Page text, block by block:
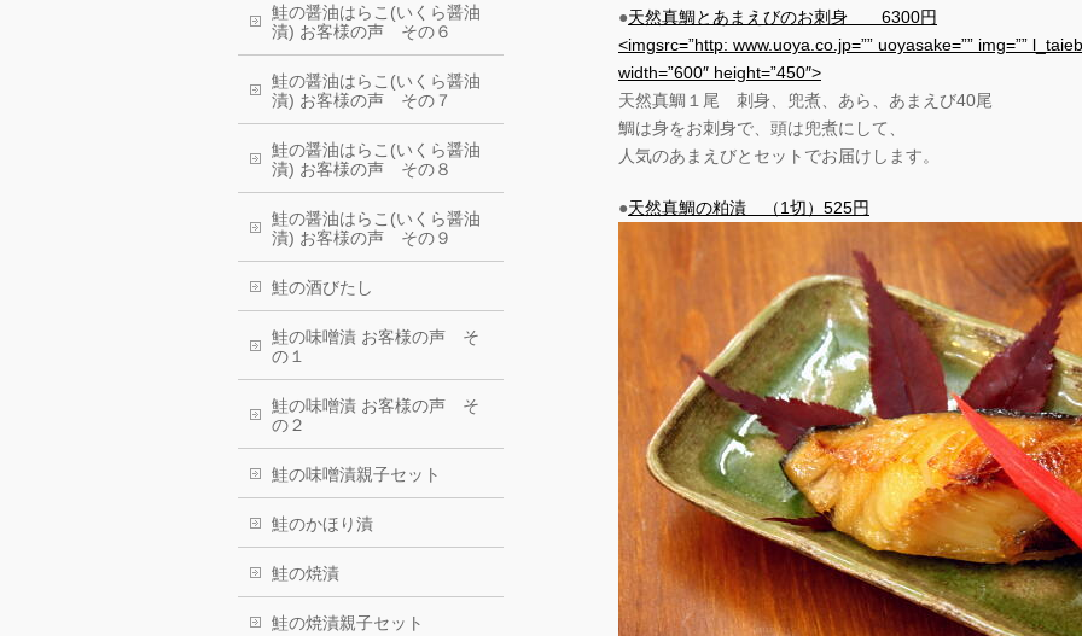
●天然真鯛とあまえびのお刺身 6300円
<imgsrc=”http: www.uoya.co.jp=”” uoyasake=”” img=””
width=”600″ height=”450″>
天然真鯛１尾 刺身、兜煮、あら、あまえび40尾
鯛は身をお刺身で、頭は兜煮にして、
人気のあまえびとセットでお届けします。
●天然真鯛の粕漬 （1切）525円
鮭の醤油はらこ(いくら醤油
漬) お客様の声 その６
鮭の醤油はらこ(いくら醤油
漬) お客様の声 その７
鮭の醤油はらこ(いくら醤油
漬) お客様の声 その８
鮭の醤油はらこ(いくら醤油
漬) お客様の声 その９
鮭の酒びたし
鮭の味噌漬 お客様の声 そ
の１
鮭の味噌漬 お客様の声 そ
の２
鮭の味噌漬親子セット
鮭のかほり漬
鮭の焼漬
鮭の焼漬親子セット